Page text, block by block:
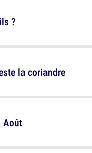
?
Août
la coriandre